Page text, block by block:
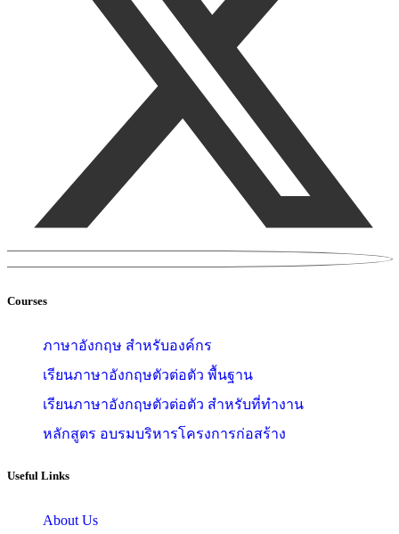
Courses
ภาษาอังกฤษ สำหรับองค์กร
เรียนภาษาอังกฤษตัวต่อตัว พื้นฐาน
เรียนภาษาอังกฤษตัวต่อตัว สำหรับที่ทำงาน
หลักสูตร อบรมบริหารโครงการก่อสร้าง
Useful Links
About Us